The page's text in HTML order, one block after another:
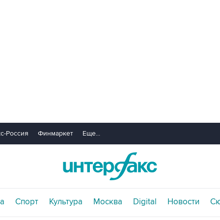
Россия Финмаркет Еще...
Спорт Культура Москва Digital Новости